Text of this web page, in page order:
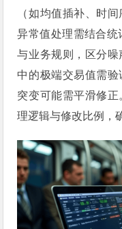
（如均值插补、时
异常值处理需结合统
与业务规则，区分
中的极端交易值需
突变可能需平滑修
理逻辑与修改比例，